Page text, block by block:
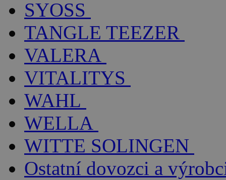
SYOSS
TANGLE TEEZER
VALERA
VITALITYS
WAHL
WELLA
WITTE SOLINGEN
Ostatní dovozci a